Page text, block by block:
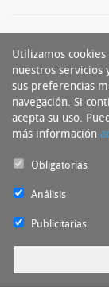
Utilizamos
nuestros servicios
sus preferencias
navegación. Si
acepta su uso.
más información
Obligatorias
Análisis
Publicitarias